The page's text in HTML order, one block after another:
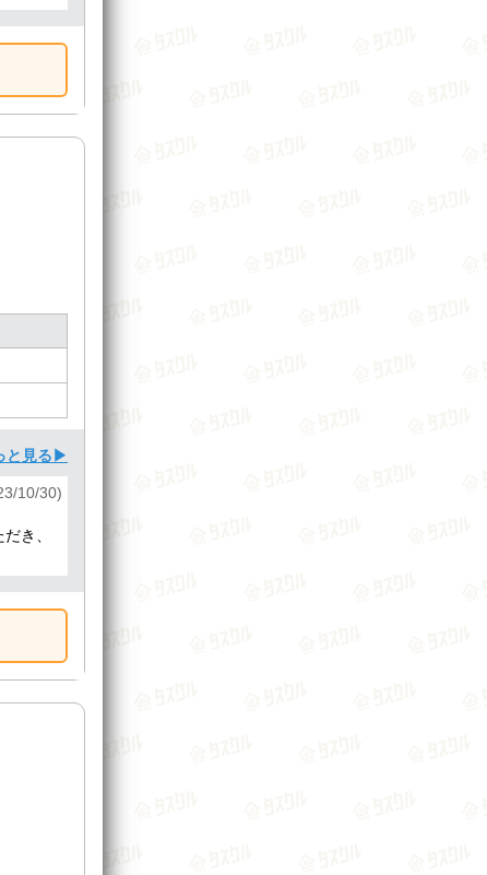
と見る▶
10/30)
き、